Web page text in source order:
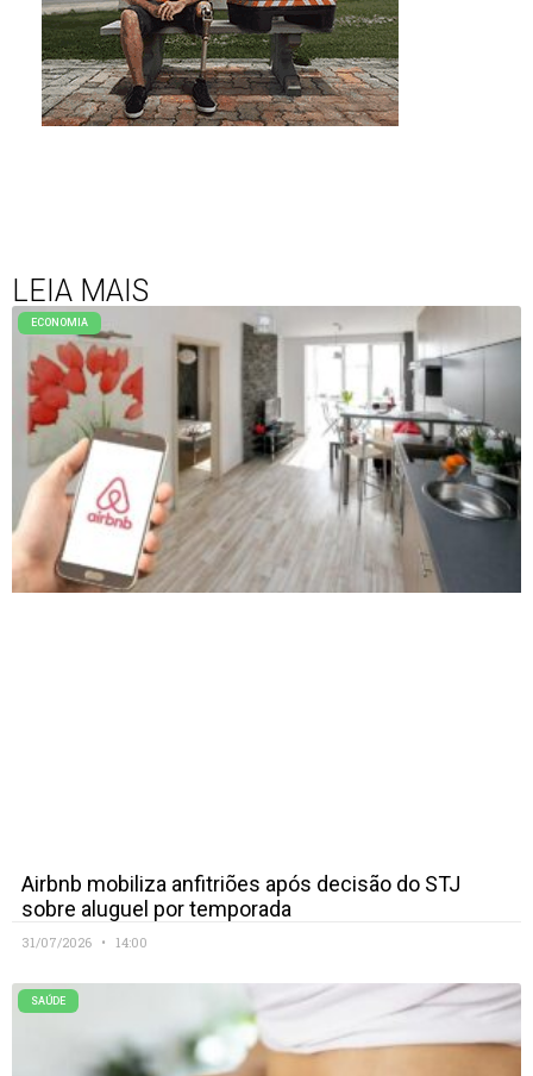
LEIA MAIS
ECONOMIA
Airbnb mobiliza anfitriões após decisão do STJ
sobre aluguel por temporada
31/07/2026 14:00
SAÚDE